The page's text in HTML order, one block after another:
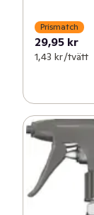
Prismatch
29,95 kr
1,43 kr /tvätt